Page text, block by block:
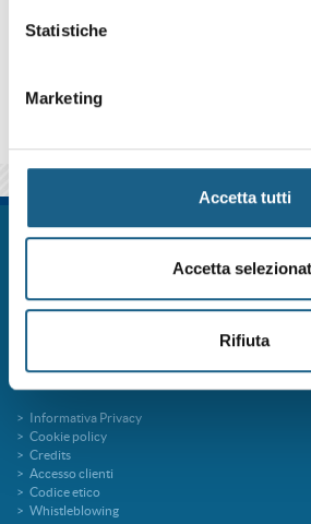
Statistiche
Marketing
Accetta tutti
Accetta
Rifiuta
Puoi proseguire l'iscrizione al corso
qui sotto se iscriverti al corso come
FORM.ART SOC. CONS. A R.L. è un sistema
presso la Regione Emilia Romagna per la
FORMart via Ronco, 3 40013 Castel Maggiore
Informativa Privacy
Cookie policy
Credits
Accesso clienti
Codice etico
Whistleblowing